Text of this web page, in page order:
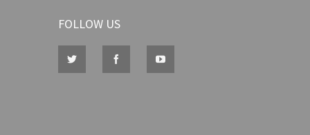
FOLLOW US